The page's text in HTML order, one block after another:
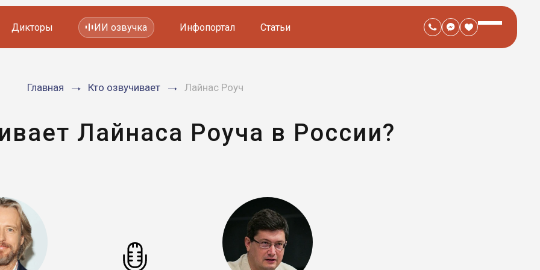
Мультфильмов
Дикторы ИИ озвучка Инфопортал Статьи
Главная Кто озвучивает Лайнас Роуч
Лайнаса Роуча в России?